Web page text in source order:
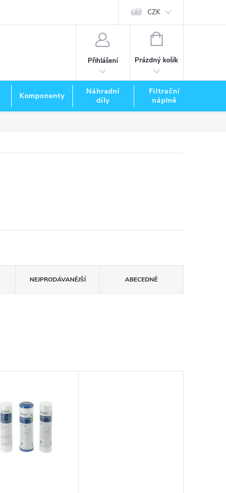
CZK
Přihlášení
NÁKUPNÍ
Prázdný košík
Komponenty
Náhradní
díly
Filtrační
náplně
NEJPRODÁVANĚJŠÍ ABECEDNĚ